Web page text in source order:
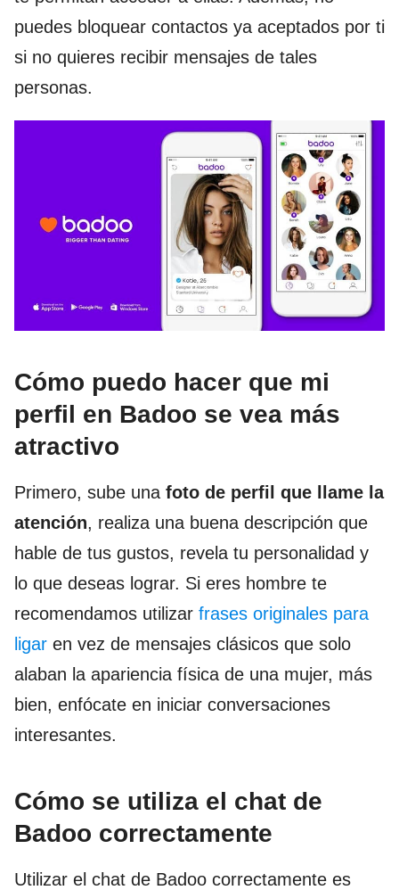
puedes bloquear contactos ya aceptados por ti
si no quieres recibir mensajes de tales
personas.
Cómo puedo hacer que mi
perfil en Badoo se vea más
atractivo
Primero, sube una foto de perfil que llame la
atención, realiza una buena descripción que
hable de tus gustos, revela tu personalidad y
lo que deseas lograr. Si eres hombre te
recomendamos utilizar frases originales para
ligar en vez de mensajes clásicos que solo
alaban la apariencia física de una mujer, más
bien, enfócate en iniciar conversaciones
interesantes.
Cómo se utiliza el chat de
Badoo correctamente
Utilizar el chat de Badoo correctamente es